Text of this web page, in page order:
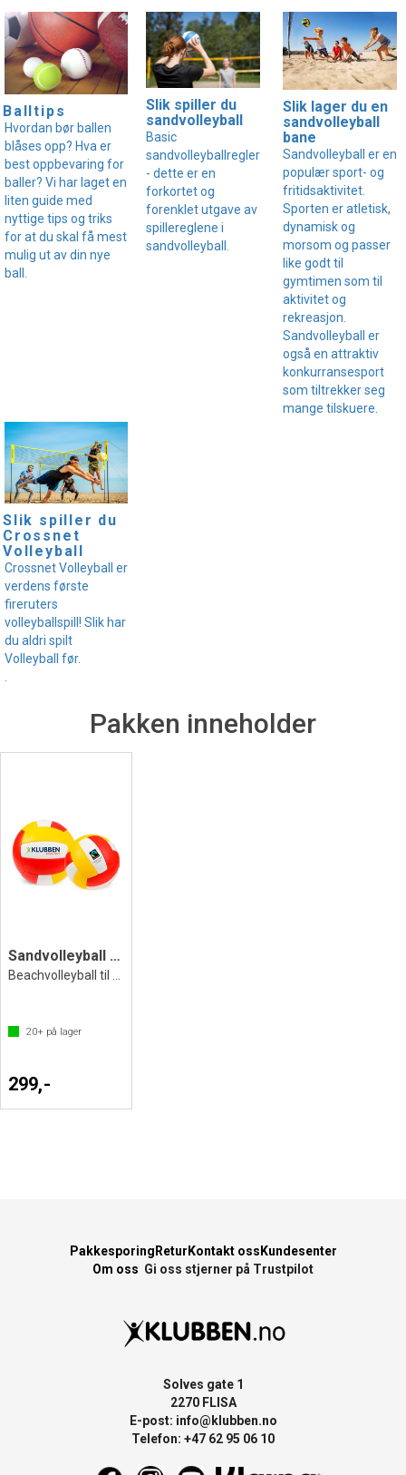
Balltips
Hvordan bør ballen
blåses opp? Hva er
best oppbevaring for
baller? Vi har laget en
liten guide med
nyttige tips og triks
for at du skal få mest
mulig ut av din nye
ball.
Slik spiller du
sandvolleyball
Basic
sandvolleyballregler
- dette er en
forkortet og
forenklet utgave av
spillereglene i
sandvolleyball.
Slik lager du en
sandvolleyball
bane
Sandvolleyball er en
populær sport- og
fritidsaktivitet.
Sporten er atletisk,
dynamisk og
morsom og passer
like godt til
gymtimen som til
aktivitet og
rekreasjon.
Sandvolleyball er
også en attraktiv
konkurransesport
som tiltrekker seg
mange tilskuere.
Slik spiller du
Crossnet
Volleyball
Crossnet Volleyball er
verdens første
fireruters
volleyballspill! Slik har
du aldri spilt
Volleyball før.
.
Pakken inneholder
Sandvolleyball Beach Soft Fairtrade
Beachvolleyball til fritid og lek
20+ på lager
299,-
Pakkesporing Retur Kontakt oss Kundesenter
Om oss Gi oss stjerner på Trustpilot
Solves gate 1
2270 FLISA
E-post: info@klubben.no
Telefon: +47 62 95 06 10